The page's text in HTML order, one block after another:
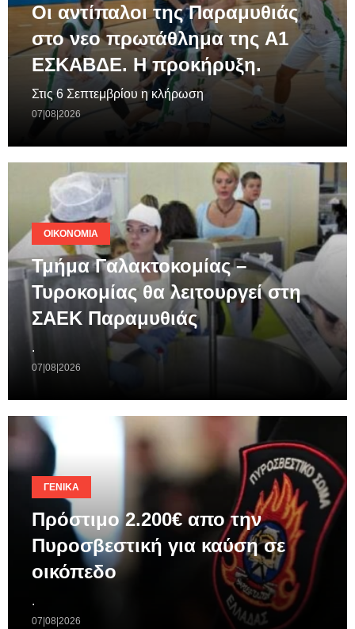
Οι αντίπαλοι της Παραμυθιάς
στο νεο πρωτάθλημα της A1
ΕΣΚΑΒΔΕ. Η προκήρυξη.
Στις 6 Σεπτεμβρίου η κλήρωση
07|08|2026
ΟΙΚΟΝΟΜΊΑ
Τμήμα Γαλακτοκομίας –
Τυροκομίας θα λειτουργεί στη
ΣΑΕΚ Παραμυθιάς
.
07|08|2026
ΓΕΝΙΚΆ
Πρόστιμο 2.200€ απο την
Πυροσβεστική για καύση σε
οικόπεδο
.
07|08|2026